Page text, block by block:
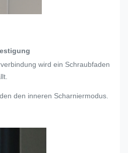
wird ein Schraubfaden
den inneren Scharniermodus.